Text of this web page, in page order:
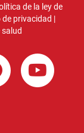
de la ley de
de privacidad |